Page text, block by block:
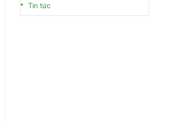
Tin tức